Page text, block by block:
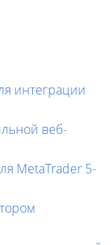
интеграции
веб-
MetaTrader 5-